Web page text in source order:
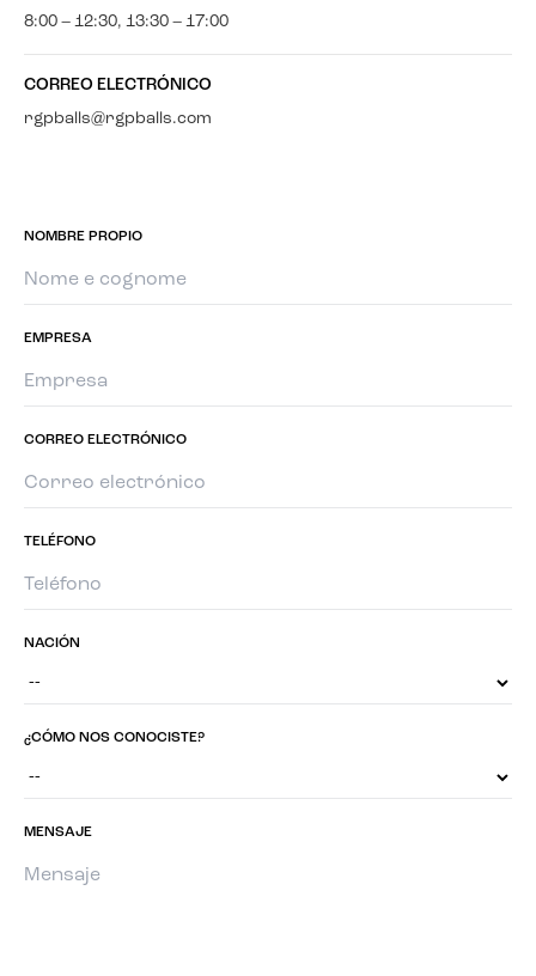
8:00 – 12:30, 13:30 – 17:00
CORREO ELECTRÓNICO
rgpballs@rgpballs.com
NOMBRE PROPIO
EMPRESA
CORREO ELECTRÓNICO
TELÉFONO
NACIÓN
¿CÓMO NOS CONOCISTE?
MENSAJE